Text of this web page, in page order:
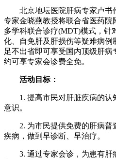
北京地坛医院肝病专家卢书
专家金晓燕教授将联合省医药院
多学科联合诊疗(MDT)模式，针
化、自免肝及肝损伤等疑难病
足不出省即可享受国内顶级肝
约可享专家会诊费全免。
活动目标：
1. 提高市民对肝脏疾病的认
意识。
2. 为市民提供免费的肝病普
疾病，做到早诊断、早治疗
3. 通过专家会诊，为患有肝